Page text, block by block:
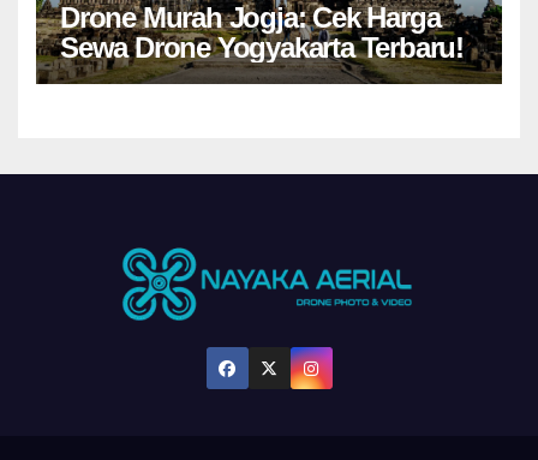
Drone Murah Jogja: Cek Harga
Sewa Drone Yogyakarta Terbaru!